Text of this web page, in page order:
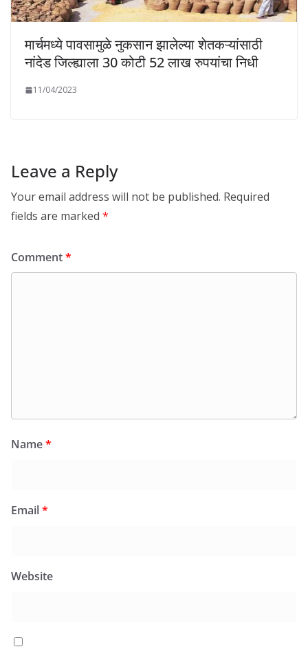
मार्चमध्ये पावसामुळे नुकसान झालेल्या शेतकऱ्यांसाठी
नांदेड जिल्ह्याला 30 कोटी 52 लाख रुपयांचा निधी
11/04/2023
Leave a Reply
Your email address will not be published. Required
fields are marked *
Comment*
Name*
Email*
Website